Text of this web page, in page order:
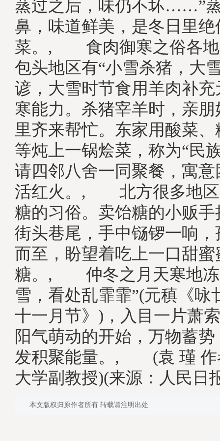
蒸过之后，味仍不坏……”
鼻，味道鲜美，是冬日里绝
菜。, 食肉御寒之俗各地
包头地区有“小雪杀猪，大
谚，大雪时节食用羊肉补
寒能力。杀猪宰羊时，亲
里齐来帮忙。东家用酸菜
等炖上一锅烩菜，称为“民
请四邻八舍一同聚餐，寓
活红火。, 北方很多地区
糖的习俗。卖饴糖的小贩
街头巷尾，手中铴锣一响
而至，盼望着吃上一口甜蜜
糖。, 仲冬之月天寒地冻
雪，看处乱霏霏”(元稹《咏
十一月节》)，入目一片萧
阳气萌动的开始，万物蓄
发积聚能量。, (袁 瑾 作
大学副教授)(来源：人民日
本文版权归原作者所有 转载请注明出处